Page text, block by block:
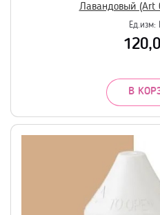
Лавандовый (Art
Ед.изм:
В